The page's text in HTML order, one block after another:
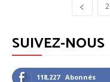
2
SUIVEZ-NOUS
118,227 Abonnés